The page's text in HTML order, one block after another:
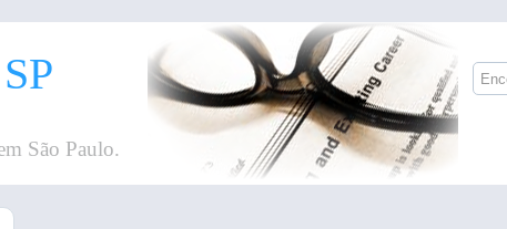
SP
São Paulo.